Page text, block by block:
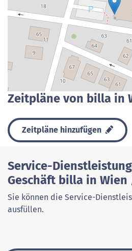
Zeitpläne von billa in
Zeitpläne hinzufügen
Service-
Geschäft billa in
Sie können die Service-
ausfüllen.